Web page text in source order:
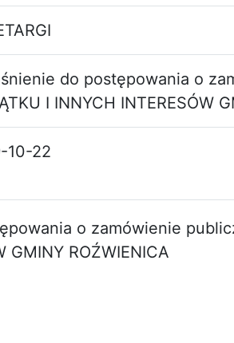
do postępowania o
I INNYCH INTERESÓW
10-22
o zamówienie
GMINY ROŹWIENICA